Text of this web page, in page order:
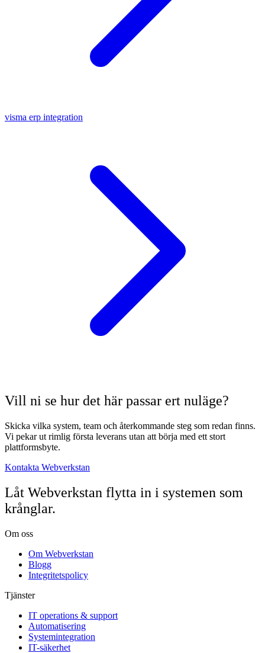
visma erp integration
Vill ni se hur det här passar ert nuläge?
Skicka vilka system, team och återkommande steg som redan finns.
Vi pekar ut rimlig första leverans utan att börja med ett stort
plattformsbyte.
Kontakta Webverkstan
Låt Webverkstan flytta in i systemen som
krånglar.
Om oss
Om Webverkstan
Blogg
Integritetspolicy
Tjänster
IT operations & support
Automatisering
Systemintegration
IT-säkerhet